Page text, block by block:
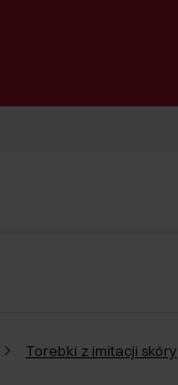
Torebki z imitacji skóry